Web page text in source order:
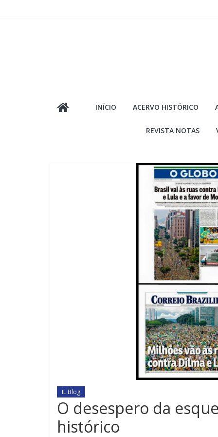
INÍCIO ACERVO HISTÓRICO
REVISTA NOTAS
IL Blog
O desespero da
histórico